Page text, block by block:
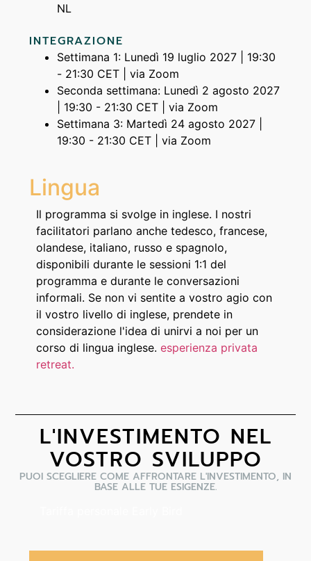
NL
INTEGRAZIONE
Settimana 1: Lunedì 19 luglio 2027 | 19:30
- 21:30 CET | via Zoom
Seconda settimana: Lunedì 2 agosto 2027
| 19:30 - 21:30 CET | via Zoom
Settimana 3: Martedì 24 agosto 2027 |
19:30 - 21:30 CET | via Zoom
Lingua
Il programma si svolge in inglese. I nostri
facilitatori parlano anche tedesco, francese,
olandese, italiano, russo e spagnolo,
disponibili durante le sessioni 1:1 del
programma e durante le conversazioni
informali. Se non vi sentite a vostro agio con
il vostro livello di inglese, prendete in
considerazione l'idea di unirvi a noi per un
corso di lingua inglese. esperienza privata
retreat.
L'INVESTIMENTO NEL
VOSTRO SVILUPPO
PUOI SCEGLIERE COME AFFRONTARE L'INVESTIMENTO, IN
BASE ALLE TUE ESIGENZE.